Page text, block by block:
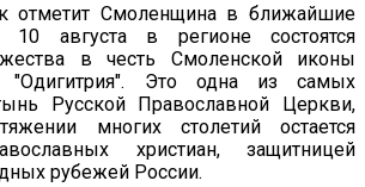
отметит Смоленщина в ближайшие
августа в регионе состоятся
в честь Смоленской иконы
"Одигитрия". Это одна из самых
Русской Православной Церкви,
многих столетий остается
христиан, защитницей
рубежей России.